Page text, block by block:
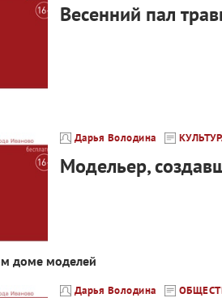
Весенний пал
Дарья Володина
Модельер,
доме моделей
Дарья Володина